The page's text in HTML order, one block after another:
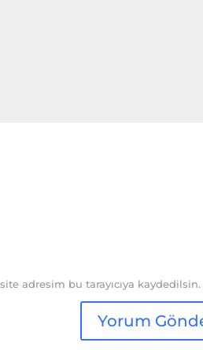
adresim bu tarayıcıya kaydedilsin.